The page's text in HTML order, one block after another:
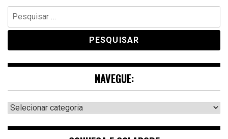
Pesquisar
por:
NAVEGUE:
Navegue: